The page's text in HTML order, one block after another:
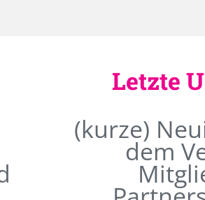
Letzte
(kurze)
dem